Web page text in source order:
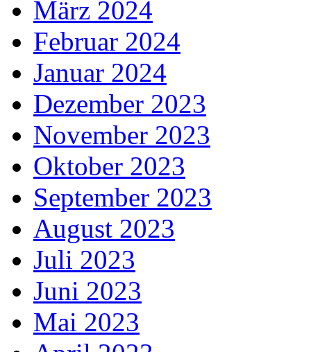
März 2024
Februar 2024
Januar 2024
Dezember 2023
November 2023
Oktober 2023
September 2023
August 2023
Juli 2023
Juni 2023
Mai 2023